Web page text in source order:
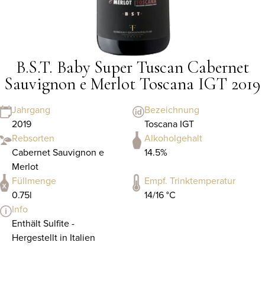
B.S.T. Baby Super Tuscan Cabernet
Sauvignon e Merlot Toscana IGT 2019
Jahrgang
2019
Bezeichnung
Toscana IGT
Rebsorten
Cabernet Sauvignon e
Merlot
Alkoholgehalt
14.5%
Füllmenge
0.75l
Empf. Trinktemperatur
14/16 °C
Info
Enthält Sulfite -
Hergestellt in Italien